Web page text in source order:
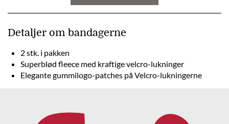
Detaljer om bandagerne
2 stk. i pakken
Superblød fleece med kraftige velcro-lukninger
Elegante gummilogo-patches på Velcro-lukningerne